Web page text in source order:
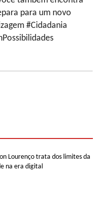
para um novo
#Cidadania
Lourenço trata dos limites da
na era digital